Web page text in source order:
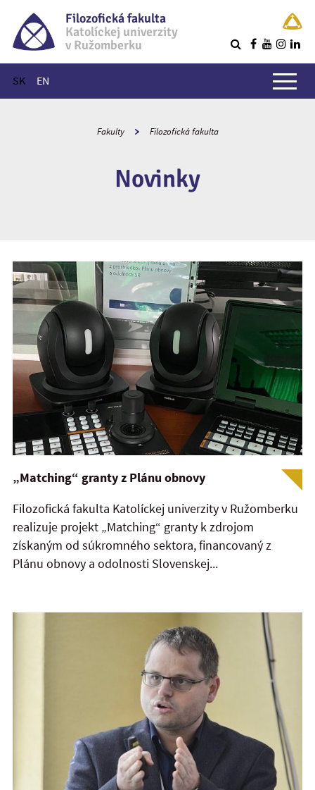
Filozofická fakulta
Katolíckej univerzity
v Ružomberku
SK EN
Hlavné menu
Fakulty Filozofická fakulta
Novinky
„Matching“ granty z Plánu obnovy
Filozofická fakulta Katolíckej univerzity v Ružomberku
realizuje projekt „Matching“ granty k zdrojom
získaným od súkromného sektora, financovaný z
Plánu obnovy a odolnosti Slovenskej...